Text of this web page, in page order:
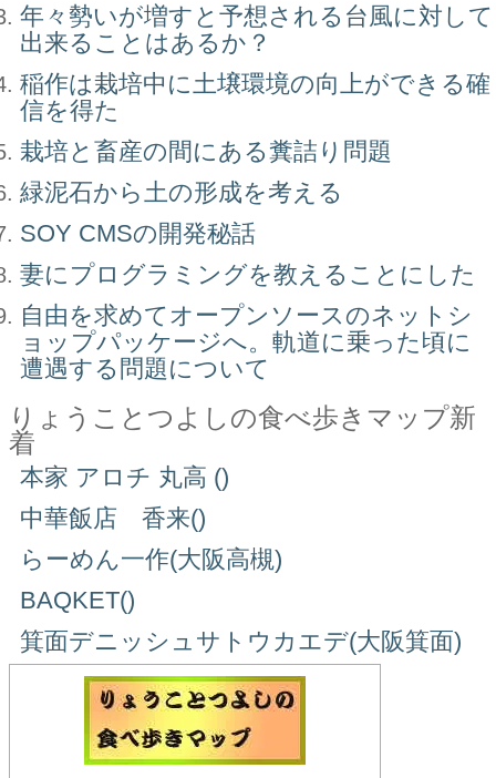
年々勢いが増すと予想される台風に対して
出来ることはあるか？
稲作は栽培中に土壌環境の向上ができる確
信を得た
栽培と畜産の間にある糞詰り問題
緑泥石から土の形成を考える
SOY CMSの開発秘話
妻にプログラミングを教えることにした
自由を求めてオープンソースのネットシ
ョップパッケージへ。軌道に乗った頃に
遭遇する問題について
りょうことつよしの食べ歩きマップ新
着
本家 アロチ 丸高 ()
中華飯店 香来()
らーめん一作(大阪高槻)
BAQKET()
箕面デニッシュサトウカエデ(大阪箕面)